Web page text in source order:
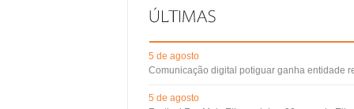
5 de agosto
Comunicação digital potiguar ganha entidade
5 de agosto